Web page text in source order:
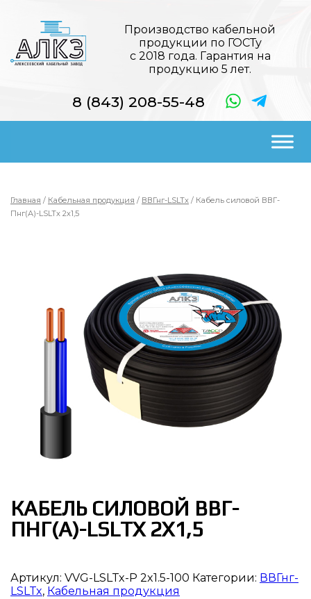
Производство кабельной
продукции по ГОСТу
с 2018 года. Гарантия на
продукцию 5 лет.
8 (843) 208-55-48
Главная / Кабельная продукция / ВВГнг-LSLTx / Кабель силовой ВВГ-
Пнг(А)-LSLTx 2х1,5
КАБЕЛЬ СИЛОВОЙ ВВГ-
ПНГ(А)-LSLTX 2Х1,5
Артикул: VVG-LSLTx-P 2x1.5-100 Категории: ВВГнг-
LSLTx, Кабельная продукция